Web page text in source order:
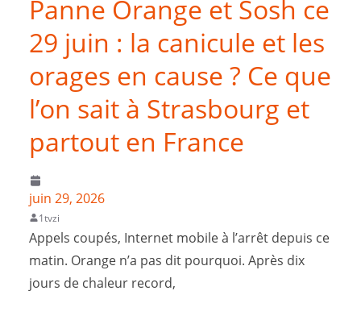
Panne Orange et Sosh ce
29 juin : la canicule et les
orages en cause ? Ce que
l’on sait à Strasbourg et
partout en France
juin 29, 2026
1tvzi
Appels coupés, Internet mobile à l’arrêt depuis ce
matin. Orange n’a pas dit pourquoi. Après dix
jours de chaleur record,